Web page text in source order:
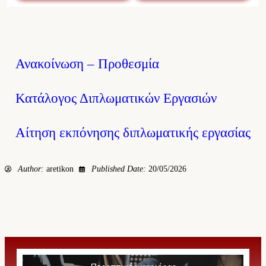
Ανακοίνωση – Προθεσμία
Κατάλογος Διπλωματικών Εργασιών
Αίτηση εκπόνησης διπλωματικής εργασίας
Author: aretikon Published Date: 20/05/2026